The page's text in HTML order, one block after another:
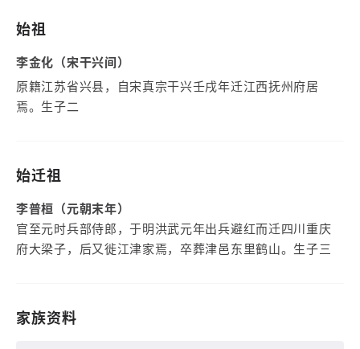
始祖
李金化（宋干兴间）
原籍江苏省兴县，自宋真宗干兴壬戌年迁江西抚州府居
焉。生子二
始迁祖
李普桓（元朝末年）
官至元时兵部侍郎，于明洪武元年出兵避红而迁四川重庆
府大梁子，后又徙江津家焉，卒葬津邑东里鹤山。生子三
家族资料